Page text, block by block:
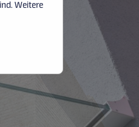
Weitere